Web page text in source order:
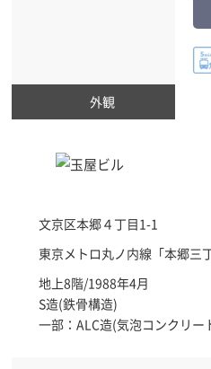
外観
文京区本郷４丁目1-1
東京メトロ丸ノ内線「本郷三
地上8階/1988年4月
S造(鉄骨構造)
一部：ALC造(気泡コンクリー